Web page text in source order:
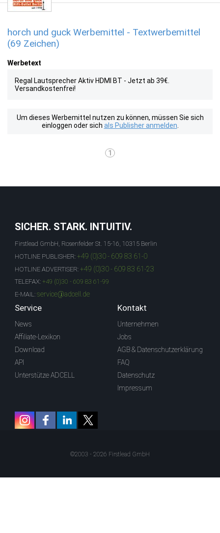
horch und guck Werbemittel - Textwerbemittel
(69 Zeichen)
Werbetext
Regal Lautsprecher Aktiv HDMI BT - Jetzt ab 39€.
Versandkostenfrei!
Um dieses Werbemittel nutzen zu können, müssen Sie sich
einloggen oder sich als Publisher anmelden
1
SICHER. STARK. INTUITIV.
Firstlead GmbH, Rosenfelder St. 15-16, 10315 Berlin
HOTLINE PUBLISHER: +49 (0)30 - 609 83 61-0
HOTLINE ADVERTISER: +49 (0)30 - 609 83 61-23
TELEFAX: +49 (0)30 - 609 83 61-99
E-MAIL: service@adcell.de
Service
News
Affiliate-Lexikon
Download
API
Unterstütze ADCELL
Kontakt
Unternehmen
Jobs
AGB & Datenschutzerklärung
FAQ
Datenschutz
Impressum
©2003 - 2026 Firstlead GmbH